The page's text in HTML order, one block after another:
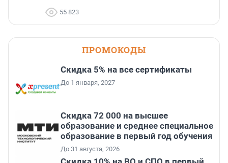
55 823
ПРОМОКОДЫ
Скидка 5% на все сертификаты
До 1 января, 2027
Скидка 72 000 на высшее
образование и среднее специальное
образование в первый год обучения
До 31 августа, 2026